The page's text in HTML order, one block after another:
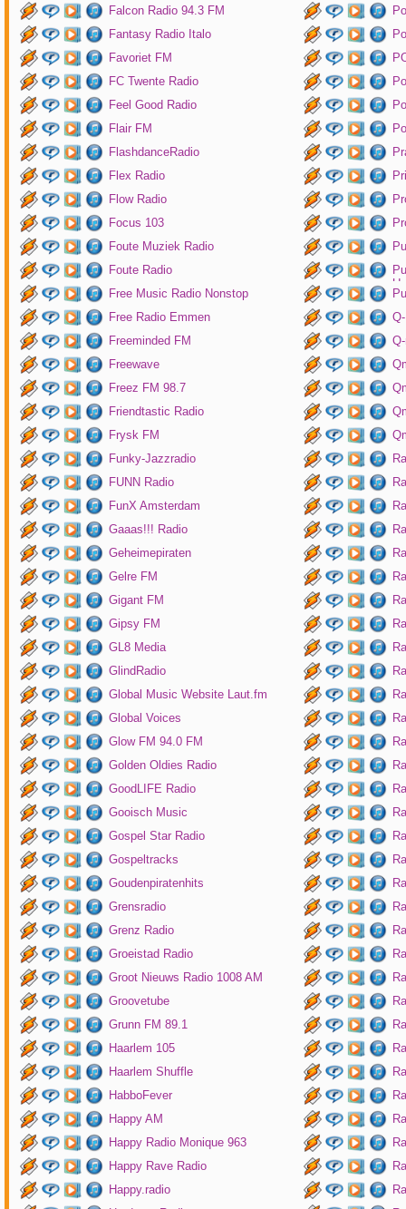
Falcon Radio 94.3 FM
Fantasy Radio Italo
Favoriet FM
FC Twente Radio
Feel Good Radio
Flair FM
FlashdanceRadio
Flex Radio
Flow Radio
Focus 103
Foute Muziek Radio
Foute Radio
Free Music Radio Nonstop
Free Radio Emmen
Freeminded FM
Freewave
Freez FM 98.7
Friendtastic Radio
Frysk FM
Funky-Jazzradio
FUNN Radio
FunX Amsterdam
Gaaas!!! Radio
Geheimepiraten
Gelre FM
Gigant FM
Gipsy FM
GL8 Media
GlindRadio
Global Music Website Laut.fm
Global Voices
Glow FM 94.0 FM
Golden Oldies Radio
GoodLIFE Radio
Gooisch Music
Gospel Star Radio
Gospeltracks
Goudenpiratenhits
Grensradio
Grenz Radio
Groeistad Radio
Groot Nieuws Radio 1008 AM
Groovetube
Grunn FM 89.1
Haarlem 105
Haarlem Shuffle
HabboFever
Happy AM
Happy Radio Monique 963
Happy Rave Radio
Happy.radio